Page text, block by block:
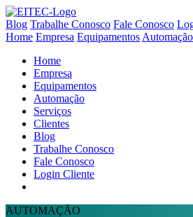
Blog Trabalhe Conosco Fale Conosco
Home Empresa Equipamentos Automação
Home
Empresa
Equipamentos
Automação
Serviços
Clientes
Blog
Trabalhe Conosco
Fale Conosco
Login Cliente
AUTOMAÇÃO